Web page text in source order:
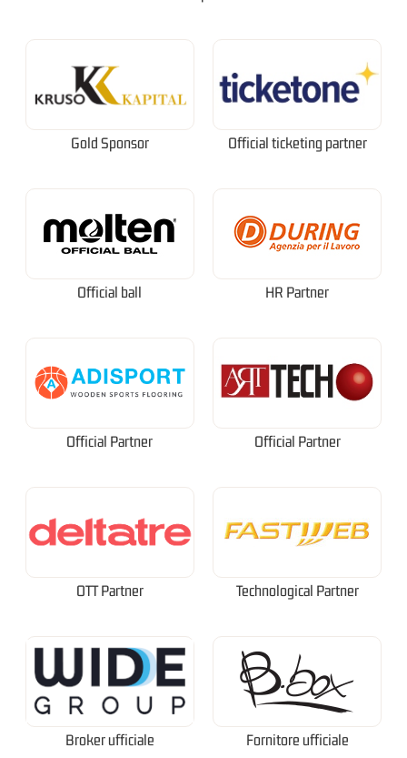
Gold Sponsor Official ticketing partner
Official ball HR Partner
Official Partner Official Partner
OTT Partner Technological Partner
Broker ufficiale Fornitore ufficiale